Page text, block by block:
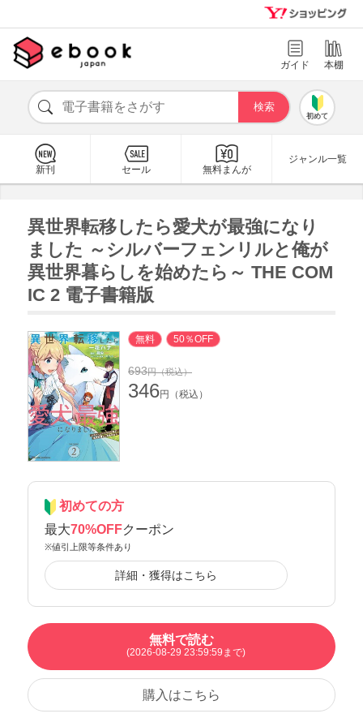
ガイド 本棚
初めて
新刊 セール 無料まんが
ジャンル一覧
異世界転移したら愛犬が最強になり
ました ～シルバーフェンリルと俺が
異世界暮らしを始めたら～ THE COM
IC 2 電子書籍版
無料 50％OFF
693円（税込）
346円（税込）
初めての方
最大70%OFFクーポン
※値引上限等条件あり
詳細・獲得はこちら
無料で読む
(2026-08-29 23:59:59まで)
購入はこちら